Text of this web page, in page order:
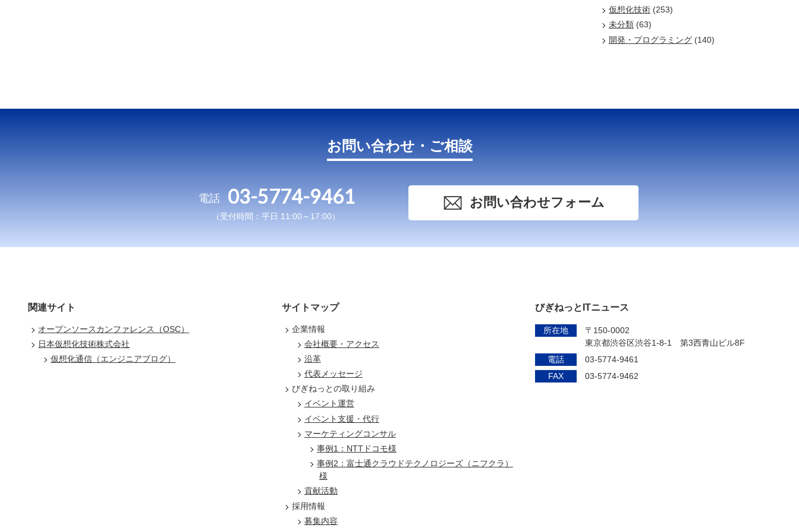
仮想化技術 (253)
未分類 (63)
開発・プログラミング (140)
お問い合わせ・ご相談
電話 03-5774-9461
（受付時間：平日 11:00～17:00）
お問い合わせフォーム
関連サイト
オープンソースカンファレンス（OSC）
日本仮想化技術株式会社
仮想化通信（エンジニアブログ）
サイトマップ
企業情報
会社概要・アクセス
沿革
代表メッセージ
びぎねっとの取り組み
イベント運営
イベント支援・代行
マーケティングコンサル
事例1：NTTドコモ様
事例2：富士通クラウドテクノロジーズ（ニフクラ）
様
貢献活動
採用情報
募集内容
びぎねっとITニュース
所在地
〒150-0002
東京都渋谷区渋谷1-8-1 第3西青山ビル8F
電話
03-5774-9461
FAX
03-5774-9462